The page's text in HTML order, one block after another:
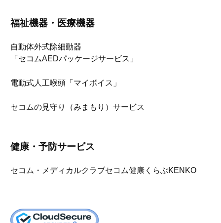
福祉機器・医療機器
自動体外式除細動器
「セコムAEDパッケージサービス」
電動式人工喉頭「マイボイス」
セコムの見守り（みまもり）サービス
健康・予防サービス
セコム・メディカルクラブセコム健康くらぶKENKO